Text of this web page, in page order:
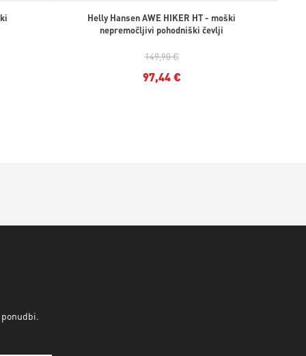
Helly Hansen AWE HIKER HT - moški
nepremočljivi pohodniški čevlji
149,90 €
97,44 €